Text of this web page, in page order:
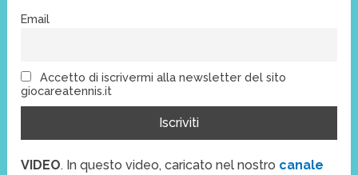
Email
Accetto di iscrivermi alla newsletter del sito
giocareatennis.it
VIDEO. In questo video, caricato nel nostro canale